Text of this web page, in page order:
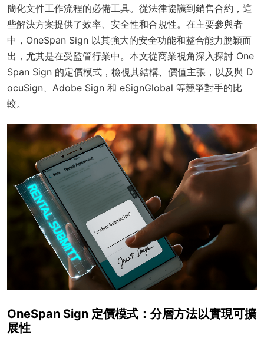
簡化文件工作流程的必備工具。從法律協議到銷售合約，這
些解決方案提供了效率、安全性和合規性。在主要參與者
中，OneSpan Sign 以其強大的安全功能和整合能力脫穎而
出，尤其是在受監管行業中。本文從商業視角深入探討 One
Span Sign 的定價模式，檢視其結構、價值主張，以及與 D
ocuSign、Adobe Sign 和 eSignGlobal 等競爭對手的比
較。
OneSpan Sign 定價模式：分層方法以實現可擴
展性